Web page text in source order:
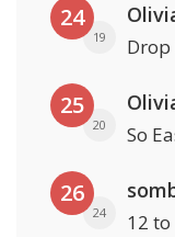
24
19 Drop
25
20 So
26
24 12 to